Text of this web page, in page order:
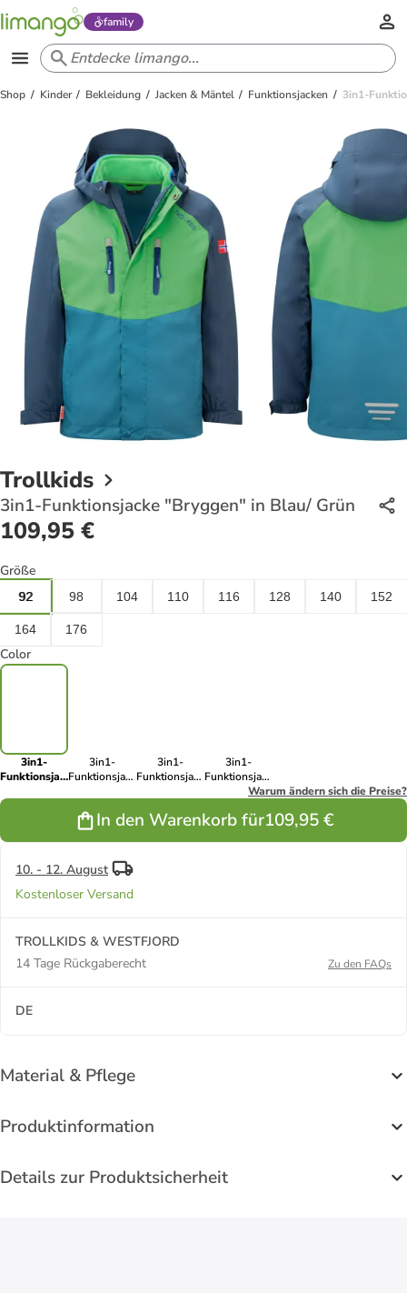
family
Shop Kinder Bekleidung Jacken & Mäntel Funktionsjacken 3in1-
Trollkids
3in1-Funktionsjacke "Bryggen" in Blau/ Grün
109,95 €
Größe
92 98 104 110 116 128 140 152
164 176
Color
3in1-
Funktionsjacke
3in1-
Funktionsjacke
3in1-
Funktionsjacke
3in1-
Funktionsjacke
"Bryggen" inWarum ändern sich die Preise?
In den Warenkorb für109,95 €
10. - 12. August
Kostenloser Versand
TROLLKIDS & WESTFJORD
14 Tage Rückgaberecht
Zu den FAQs
DE
Material & Pflege
Produktinformation
Details zur Produktsicherheit